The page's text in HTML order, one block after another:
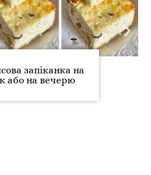
запіканка на
або на вечерю